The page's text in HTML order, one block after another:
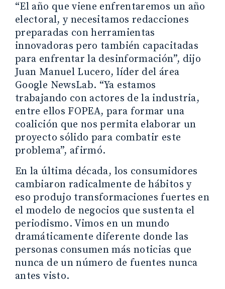
“El año que viene enfrentaremos un año
electoral, y necesitamos redacciones
preparadas con herramientas
innovadoras pero también capacitadas
para enfrentar la desinformación”, dijo
Juan Manuel Lucero, líder del área
Google NewsLab. “Ya estamos
trabajando con actores de la industria,
entre ellos FOPEA, para formar una
coalición que nos permita elaborar un
proyecto sólido para combatir este
problema”, afirmó.
En la última década, los consumidores
cambiaron radicalmente de hábitos y
eso produjo transformaciones fuertes en
el modelo de negocios que sustenta el
periodismo. Vimos en un mundo
dramáticamente diferente donde las
personas consumen más noticias que
nunca de un número de fuentes nunca
antes visto.